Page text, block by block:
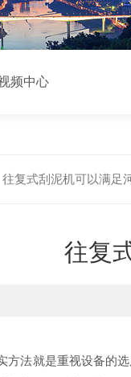
频中心
往复式刮泥机可以满足
往复
就是重视设备的选